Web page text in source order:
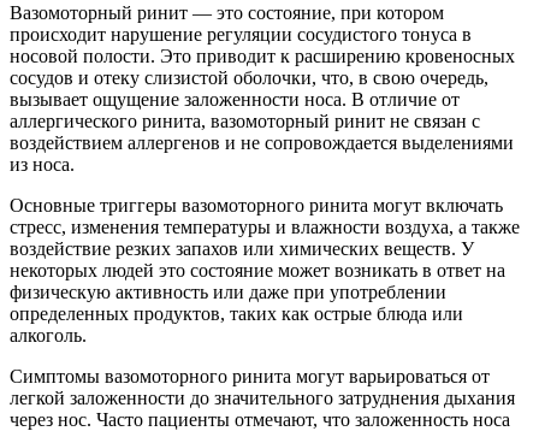
Вазомоторный ринит — это состояние, при котором
происходит нарушение регуляции сосудистого тонуса в
носовой полости. Это приводит к расширению кровеносных
сосудов и отеку слизистой оболочки, что, в свою очередь,
вызывает ощущение заложенности носа. В отличие от
аллергического ринита, вазомоторный ринит не связан с
воздействием аллергенов и не сопровождается выделениями
из носа.
Основные триггеры вазомоторного ринита могут включать
стресс, изменения температуры и влажности воздуха, а также
воздействие резких запахов или химических веществ. У
некоторых людей это состояние может возникать в ответ на
физическую активность или даже при употреблении
определенных продуктов, таких как острые блюда или
алкоголь.
Симптомы вазомоторного ринита могут варьироваться от
легкой заложенности до значительного затруднения дыхания
через нос. Часто пациенты отмечают, что заложенность носа